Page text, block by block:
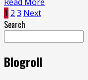
Posts
pagination
1 2 3 Next
Search
Blogroll